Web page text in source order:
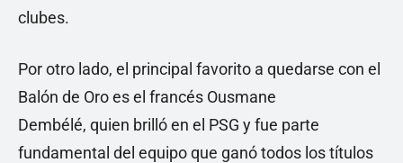
clubes.
Por otro lado, el principal favorito a quedarse con el
Balón de Oro es el francés Ousmane
Dembélé, quien brilló en el PSG y fue parte
fundamental del equipo que ganó todos los títulos